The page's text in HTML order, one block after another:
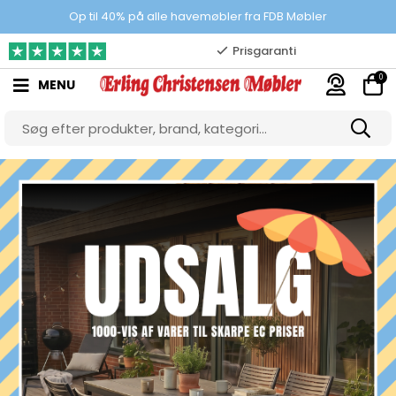
Op til 40% på alle havemøbler fra FDB Møbler
10.000 m2 showroom
MENU 0